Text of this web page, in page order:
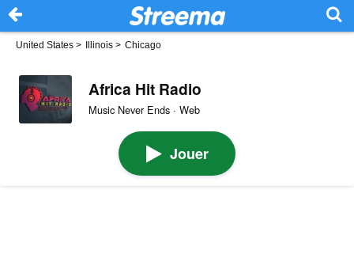
United States > Illinois > Chicago
Africa Hit Radio
Music Never Ends · Web
Jouer